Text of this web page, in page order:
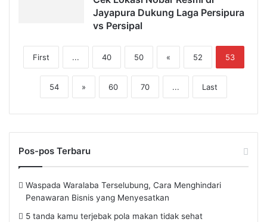
Jayapura Dukung Laga Persipura
vs Persipal
First ... 40 50 « 52 53
54 » 60 70 ... Last
Pos-pos Terbaru
Waspada Waralaba Terselubung, Cara Menghindari
Penawaran Bisnis yang Menyesatkan
5 tanda kamu terjebak pola makan tidak sehat